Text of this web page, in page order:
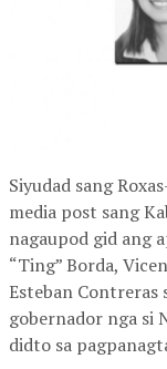
Siyudad sang
media post sang
nagaupod gid ang
“Ting” Borda,
Esteban Contreras
gobernador nga si
didto sa